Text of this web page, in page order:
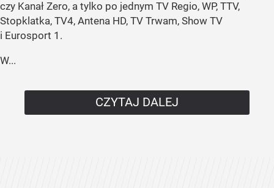
czy Kanał Zero, a tylko po jednym TV Regio, WP, TTV,
Stopklatka, TV4, Antena HD, TV Trwam, Show TV
i Eurosport 1.
W...
CZYTAJ DALEJ